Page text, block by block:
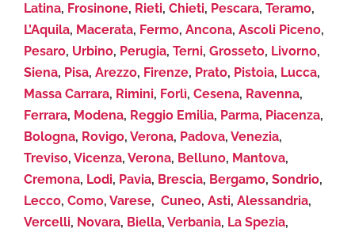
Latina, Frosinone, Rieti, Chieti, Pescara, Teramo,
L’Aquila, Macerata, Fermo, Ancona, Ascoli Piceno,
Pesaro, Urbino, Perugia, Terni, Grosseto, Livorno,
Siena, Pisa, Arezzo, Firenze, Prato, Pistoia, Lucca,
Massa Carrara, Rimini, Forlì, Cesena, Ravenna,
Ferrara, Modena, Reggio Emilia, Parma, Piacenza,
Bologna, Rovigo, Verona, Padova, Venezia,
Treviso, Vicenza, Verona, Belluno, Mantova,
Cremona, Lodi, Pavia, Brescia, Bergamo, Sondrio,
Lecco, Como, Varese, Cuneo, Asti, Alessandria,
Vercelli, Novara, Biella, Verbania, La Spezia,